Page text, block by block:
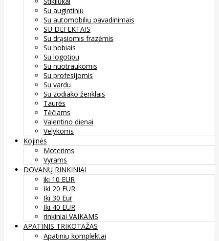
Su augintiniu
Su automobilių pavadinimais
SU DEFEKTAIS
Su drąsiomis frazėmis
Su hobiais
Su logotipu
Su nuotraukomis
Su profesijomis
Su vardu
Su zodiako ženklais
Taurės
Tėčiams
Valentino dienai
Velykoms
Kojinės
Moterims
Vyrams
DOVANŲ RINKINIAI
iki 10 EUR
Iki 20 EUR
Iki 30 Eur
Iki 40 EUR
rinkiniai VAIKAMS
APATINIS TRIKOTAŽAS
Apatinių komplektai